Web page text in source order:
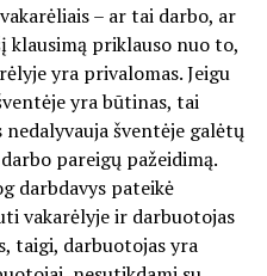
– ar tai darbo, ar
klausimą priklauso nuo to,
yra privalomas. Jeigu
yra būtinas, tai
šventėje galėtų
pareigų pažeidimą.
darbdavys pateikė
vakarėlyje ir darbuotojas
taigi, darbuotojas yra